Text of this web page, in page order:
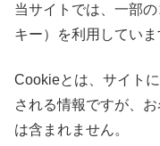
当サイトでは、一部
キー）を利用していま
Cookieとは、サイト
される情報ですが、
は含まれません。